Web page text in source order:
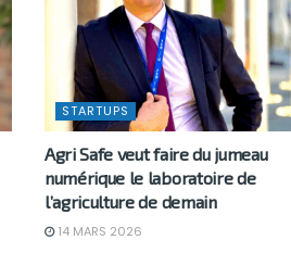
STARTUPS
Agri Safe veut faire du jumeau
numérique le laboratoire de
l’agriculture de demain
14 MARS 2026